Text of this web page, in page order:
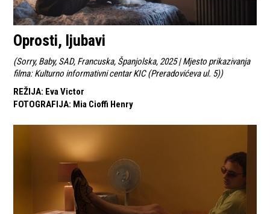
Oprosti, ljubavi
(Sorry, Baby, SAD, Francuska, Španjolska, 2025 | Mjesto prikazivanja
filma: Kulturno informativni centar KIC (Preradovićeva ul. 5))
REŽIJA: Eva Victor
FOTOGRAFIJA: Mia Cioffi Henry